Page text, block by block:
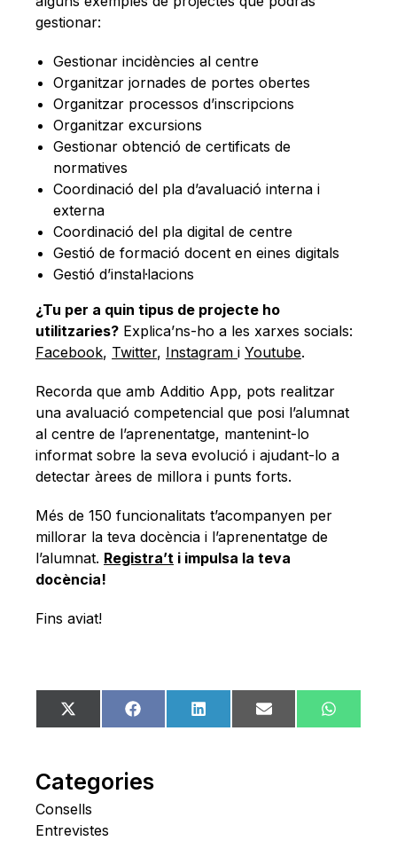
gestionar:
Gestionar incidències al centre
Organitzar jornades de portes obertes
Organitzar processos d’inscripcions
Organitzar excursions
Gestionar obtenció de certificats de
normatives
Coordinació del pla d’avaluació interna i
externa
Coordinació del pla digital de centre
Gestió de formació docent en eines digitals
Gestió d’instal·lacions
¿Tu per a quin tipus de projecte ho
utilitzaries? Explica’ns-ho a les xarxes socials:
Facebook, Twitter, Instagram i Youtube.
Recorda que amb Additio App, pots realitzar
una avaluació competencial que posi l’alumnat
al centre de l’aprenentatge, mantenint-lo
informat sobre la seva evolució i ajudant-lo a
detectar àrees de millora i punts forts.
Més de 150 funcionalitats t’acompanyen per
millorar la teva docència i l’aprenentatge de
l’alumnat. Registra’t i impulsa la teva
docència!
Fins aviat!
Share
on
X
(Twitter)
Share
on
FacebookShare
on
LinkedIn Share
on
Email
Share
on
Categories
Consells
Entrevistes